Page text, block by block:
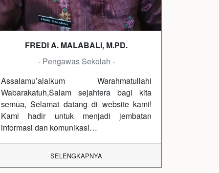
FREDI A. MALABALI, M.PD.
- Pengawas Sekolah -
Assalamu’alaikum Warahmatullahi
Wabarakatuh,Salam sejahtera bagi kita
semua, Selamat datang di website kami!
Kami hadir untuk menjadi jembatan
informasi dan komunikasi…
SELENGKAPNYA